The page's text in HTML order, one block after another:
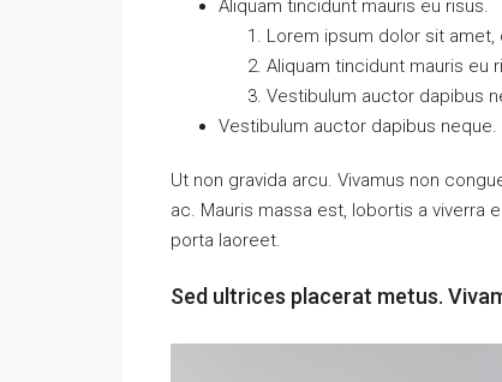
Aliquam tincidunt mauris eu risus.
Lorem ipsum dolor sit
Aliquam tincidunt mauris eu
Vestibulum auctor dapibus
Vestibulum auctor dapibus neque.
Ut non gravida arcu. Vivamus non
ac. Mauris massa est, lobortis a viverra
porta laoreet.
Sed ultrices placerat metus.